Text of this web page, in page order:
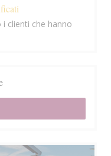
clienti che hanno